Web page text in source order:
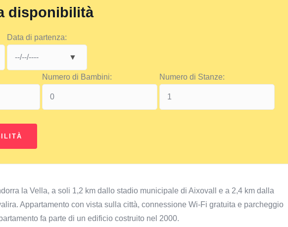
disponibilità
Data di partenza:
Numero di Bambini: Numero di Stanze:
la Vella, a soli 1,2 km dallo stadio municipale di Aixovall e a 2,4 km dalla
Appartamento con vista sulla città, connessione Wi-Fi gratuita e parcheggio
fa parte di un edificio costruito nel 2000.